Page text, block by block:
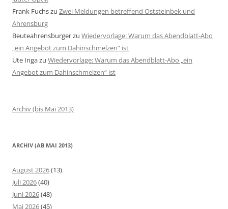
Frank Fuchszu Zwei Meldungen betreffend Oststeinbek und
Ahrensburg
Beuteahrensburgerzu Wiedervorlage: Warum das Abendblatt-Abo
„ein Angebot zum Dahinschmelzen“ ist
Ute Ingazu Wiedervorlage: Warum das Abendblatt-Abo „ein
Angebot zum Dahinschmelzen“ ist
Archiv (bis Mai 2013)
ARCHIV (AB MAI 2013)
August 2026(13)
Juli 2026(40)
Juni 2026(48)
Mai 2026(45)